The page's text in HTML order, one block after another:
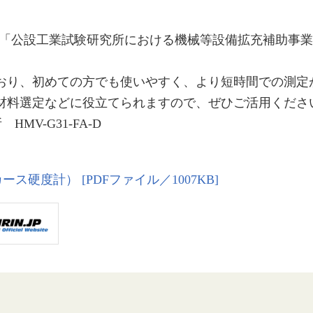
公設工業試験研究所における機械等設備拡充補助事
、初めての方でも使いやすく、より短時間での測定
選定などに役立てられますので、ぜひご活用くださ
HMV-G31-FA-D
ス硬度計） [PDFファイル／1007KB]